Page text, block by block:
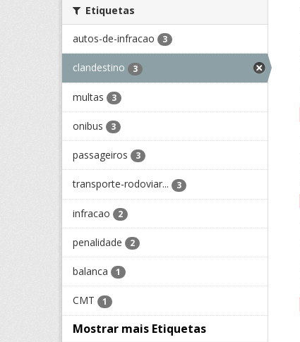
Etiquetas
autos-de-infracao 3
clandestino 3
multas 3
onibus 3
passageiros 3
transporte-rodoviar... 3
infracao 2
penalidade 2
balanca 1
CMT 1
Mostrar mais Etiquetas